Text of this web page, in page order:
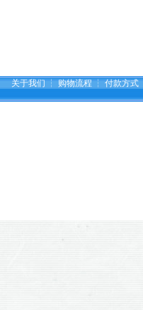
关于我们 ┆ 购物流程 ┆ 付款方式